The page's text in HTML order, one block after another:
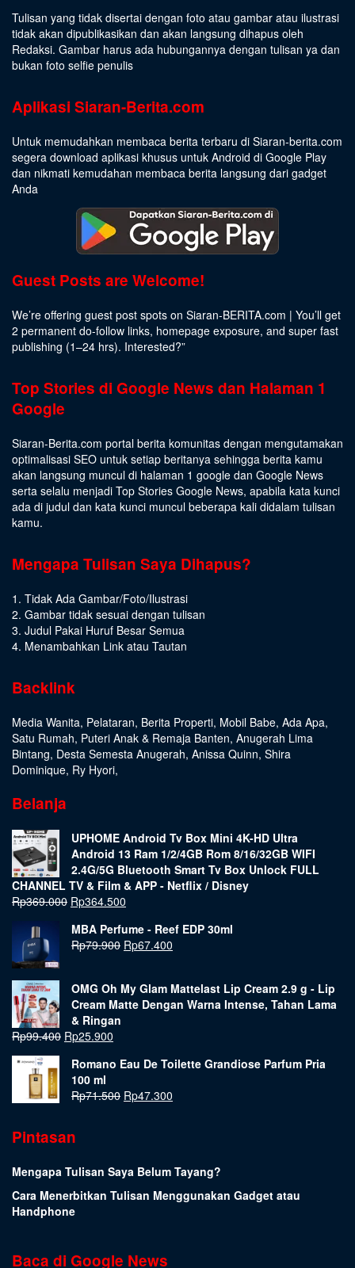
Tulisan yang tidak disertai dengan foto atau gambar atau ilustrasi
tidak akan dipublikasikan dan akan langsung dihapus oleh
Redaksi. Gambar harus ada hubungannya dengan tulisan ya dan
bukan foto selfie penulis
Aplikasi Siaran-Berita.com
Untuk memudahkan membaca berita terbaru di Siaran-berita.com
segera download aplikasi khusus untuk Android di Google Play
dan nikmati kemudahan membaca berita langsung dari gadget
Anda
Guest Posts are Welcome!
We’re offering guest post spots on Siaran-BERITA.com | You’ll get
2 permanent do-follow links, homepage exposure, and super fast
publishing (1–24 hrs). Interested?”
Top Stories di Google News dan Halaman 1
Google
Siaran-Berita.com portal berita komunitas dengan mengutamakan
optimalisasi SEO untuk setiap beritanya sehingga berita kamu
akan langsung muncul di halaman 1 google dan Google News
serta selalu menjadi Top Stories Google News, apabila kata kunci
ada di judul dan kata kunci muncul beberapa kali didalam tulisan
kamu.
Mengapa Tulisan Saya Dihapus?
1. Tidak Ada Gambar/Foto/Ilustrasi
2. Gambar tidak sesuai dengan tulisan
3. Judul Pakai Huruf Besar Semua
4. Menambahkan Link atau Tautan
Backlink
Media Wanita, Pelataran, Berita Properti, Mobil Babe, Ada Apa,
Satu Rumah, Puteri Anak & Remaja Banten, Anugerah Lima
Bintang, Desta Semesta Anugerah, Anissa Quinn, Shira
Dominique, Ry Hyori,
Belanja
UPHOME Android Tv Box Mini 4K-HD Ultra
Android 13 Ram 1/2/4GB Rom 8/16/32GB WIFI
2.4G/5G Bluetooth Smart Tv Box Unlock FULL
CHANNEL TV & Film & APP - Netflix / Disney
Rp369.000 Rp364.500
MBA Perfume - Reef EDP 30ml
Rp79.900 Rp67.400
OMG Oh My Glam Mattelast Lip Cream 2.9 g - Lip
Cream Matte Dengan Warna Intense, Tahan Lama
& Ringan
Rp99.400 Rp25.900
Romano Eau De Toilette Grandiose Parfum Pria
100 ml
Rp71.500 Rp47.300
Pintasan
Mengapa Tulisan Saya Belum Tayang?
Cara Menerbitkan Tulisan Menggunakan Gadget atau
Handphone
Baca di Google News